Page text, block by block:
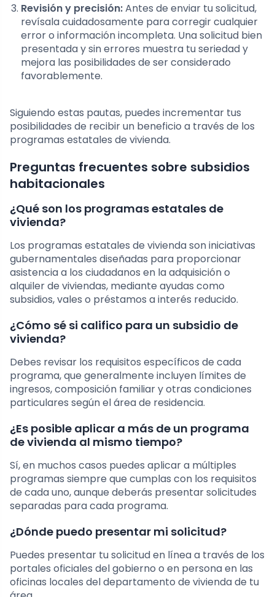
Revisión y precisión:Antes de enviar tu solicitud,
revísala cuidadosamente para corregir cualquier
error o información incompleta. Una solicitud bien
presentada y sin errores muestra tu seriedad y
mejora las posibilidades de ser considerado
favorablemente.
Siguiendo estas pautas, puedes incrementar tus
posibilidades de recibir un beneficio a través de los
programas estatales de vivienda.
Preguntas frecuentes sobre subsidios
habitacionales
¿Qué son los programas estatales de
vivienda?
Los programas estatales de vivienda son iniciativas
gubernamentales diseñadas para proporcionar
asistencia a los ciudadanos en la adquisición o
alquiler de viviendas, mediante ayudas como
subsidios, vales o préstamos a interés reducido.
¿Cómo sé si califico para un subsidio de
vivienda?
Debes revisar los requisitos específicos de cada
programa, que generalmente incluyen límites de
ingresos, composición familiar y otras condiciones
particulares según el área de residencia.
¿Es posible aplicar a más de un programa
de vivienda al mismo tiempo?
Sí, en muchos casos puedes aplicar a múltiples
programas siempre que cumplas con los requisitos
de cada uno, aunque deberás presentar solicitudes
separadas para cada programa.
¿Dónde puedo presentar mi solicitud?
Puedes presentar tu solicitud en línea a través de los
portales oficiales del gobierno o en persona en las
oficinas locales del departamento de vivienda de tu